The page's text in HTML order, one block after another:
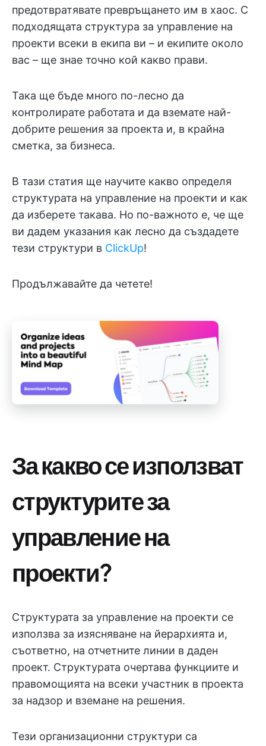
предотвратявате превръщането им в хаос. С
подходящата структура за управление на
проекти всеки в екипа ви – и екипите около
вас – ще знае точно кой какво прави.
Така ще бъде много по-лесно да
контролирате работата и да вземате най-
добрите решения за проекта и, в крайна
сметка, за бизнеса.
В тази статия ще научите какво определя
структурата на управление на проекти и как
да изберете такава. Но по-важното е, че ще
ви дадем указания как лесно да създадете
тези структури в ClickUp!
Продължавайте да четете!
За какво се използват
структурите за
управление на
проекти?
Структурата за управление на проекти се
използва за изясняване на йерархията и,
съответно, на отчетните линии в даден
проект. Структурата очертава функциите и
правомощията на всеки участник в проекта
за надзор и вземане на решения.
Тези организационни структури са